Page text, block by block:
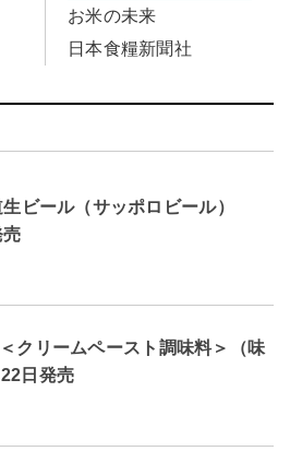
お米の未来
日本食糧新聞社
ビール（サッポロビール）
リームペースト調味料＞（味
日発売